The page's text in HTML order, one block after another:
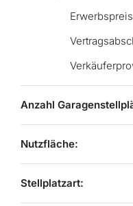
Anzahl
Nutzfläche:
Stellplatzart: